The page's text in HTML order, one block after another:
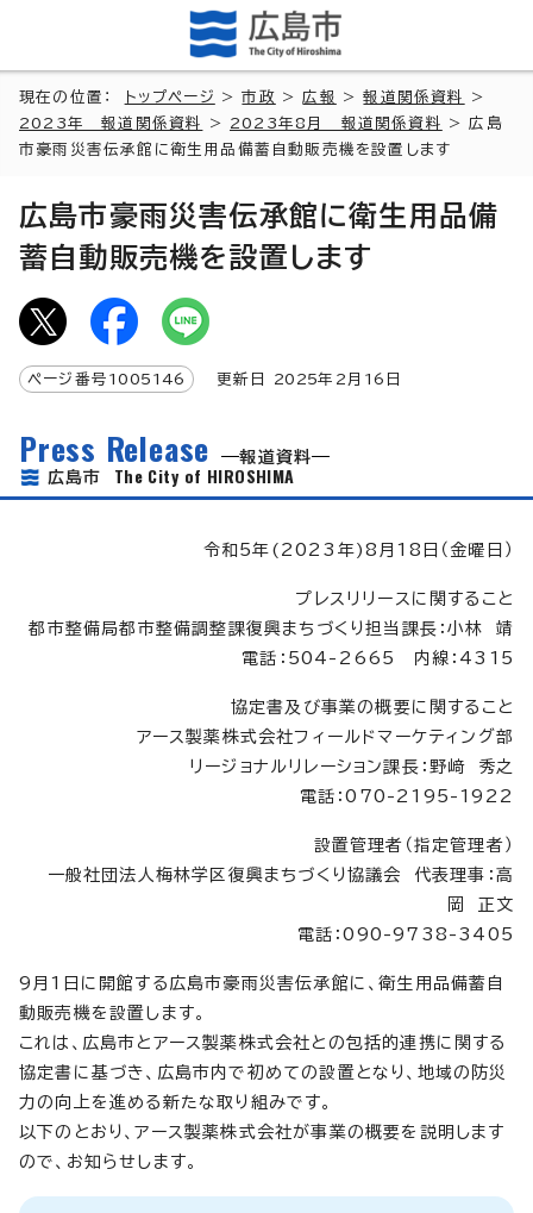
現在の位置： トップページ >市政 >広報 >報道関係資料
>
2023年 報道関係資料
> 2023年8月 報道関係資料
> 広島
市豪雨災害伝承館に衛生用品備蓄自動販売機を設置します
広島市豪雨災害伝承館に衛生用品備
蓄自動販売機を設置します
ページ番号 1005146 更新日 2025年2月 16 日
Press Release
報道資料
広島市 The City of HIROSHIMA
令和5年(2023年)8月18日（金曜日）
プレスリリースに関すること
都市整備局都市整備調整課復興まちづくり担当課長：小林 靖
電話：504-2665 内線：4315
協定書及び事業の概要に関すること
アース製薬株式会社フィールドマーケティング部
リージョナルリレーション課長：野﨑 秀之
電話：070-2195-1922
設置管理者（指定管理者）
一般社団法人梅林学区復興まちづくり協議会 代表理事：高
岡 正文
電話：090-9738-3405
9月1日に開館する広島市豪雨災害伝承館に、衛生用品備蓄自
動販売機を設置します。
これは、広島市とアース製薬株式会社との包括的連携に関する
協定書に基づき、広島市内で初めての設置となり、地域の防災
力の向上を進める新たな取り組みです。
以下のとおり、アース製薬株式会社が事業の概要を説明します
ので、お知らせします。